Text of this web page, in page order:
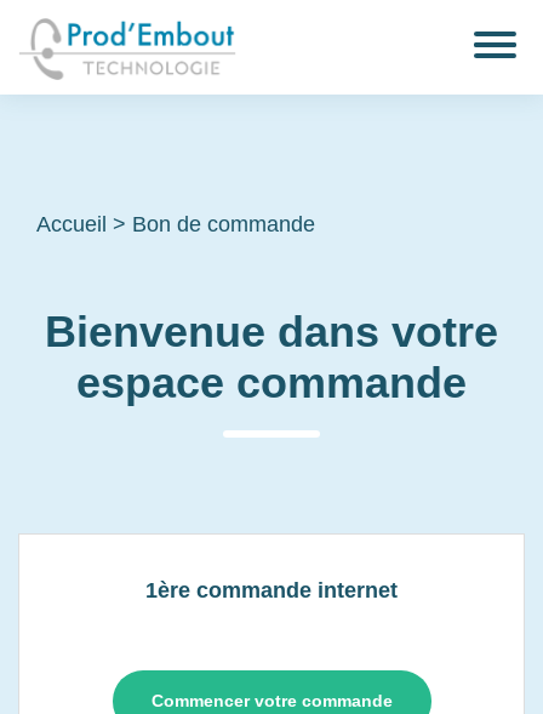
Accueil > Bon de commande
Bienvenue dans votre
espace commande
1ère commande internet
Commencer votre commande